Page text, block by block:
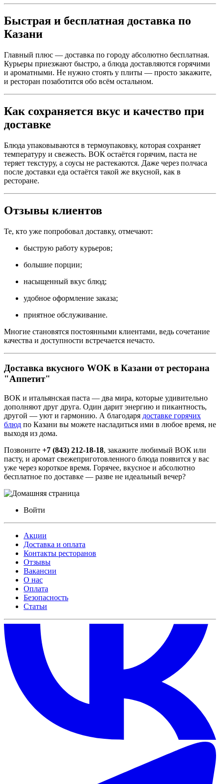
Быстрая и бесплатная доставка по
Казани
Главный плюс — доставка по городу абсолютно бесплатная.
Курьеры приезжают быстро, а блюда доставляются горячими
и ароматными. Не нужно стоять у плиты — просто закажите,
и ресторан позаботится обо всём остальном.
Как сохраняется вкус и качество при
доставке
Блюда упаковываются в термоупаковку, которая сохраняет
температуру и свежесть. ВОК остаётся горячим, паста не
теряет текстуру, а соусы не растекаются. Даже через полчаса
после доставки еда остаётся такой же вкусной, как в
ресторане.
Отзывы клиентов
Те, кто уже попробовал доставку, отмечают:
быструю работу курьеров;
большие порции;
насыщенный вкус блюд;
удобное оформление заказа;
приятное обслуживание.
Многие становятся постоянными клиентами, ведь сочетание
качества и доступности встречается нечасто.
Доставка вкусного WOK в Казани от ресторана
"Аппетит"
ВОК и итальянская паста — два мира, которые удивительно
дополняют друг друга. Один дарит энергию и пикантность,
другой — уют и гармонию. А благодаря доставке горячих
блюд по Казани вы можете насладиться ими в любое время, не
выходя из дома.
Позвоните +7 (843) 212-18-18, закажите любимый ВОК или
пасту, и аромат свежеприготовленного блюда появится у вас
уже через короткое время. Горячее, вкусное и абсолютно
бесплатное по доставке — разве не идеальный вечер?
Войти
Акции
Доставка и оплата
Контакты ресторанов
Отзывы
Вакансии
О нас
Оплата
Безопасность
Статьи